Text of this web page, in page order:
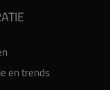
en trends